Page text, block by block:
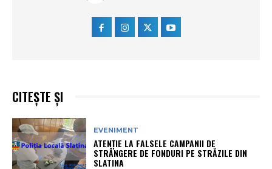
CITEȘTE ȘI
EVENIMENT
ATENȚIE LA FALSELE CAMPANII DE
STRÂNGERE DE FONDURI PE STRĂZILE DIN
SLATINA